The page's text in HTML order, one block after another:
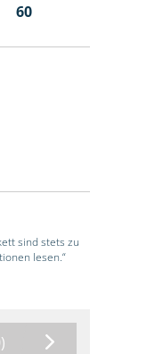
60
sind stets zu
lesen.“